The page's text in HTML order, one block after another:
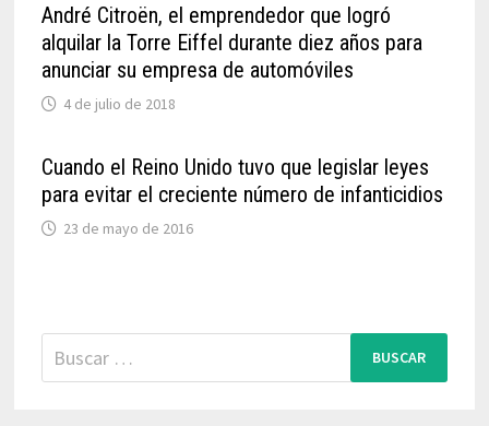
André Citroën, el emprendedor que logró
alquilar la Torre Eiffel durante diez años para
anunciar su empresa de automóviles
4 de julio de 2018
Cuando el Reino Unido tuvo que legislar leyes
para evitar el creciente número de infanticidios
23 de mayo de 2016
Buscar: